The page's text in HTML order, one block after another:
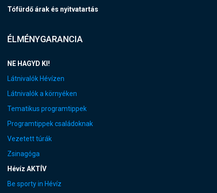
Tófürdő árak és nyitvatartás
ÉLMÉNYGARANCIA
NE HAGYD KI!
Látnivalók Hévízen
Látnivalók a környéken
Tematikus programtippek
Programtippek családoknak
Vezetett túrák
Zsinagóga
Hévíz AKTÍV
Be sporty in Hévíz